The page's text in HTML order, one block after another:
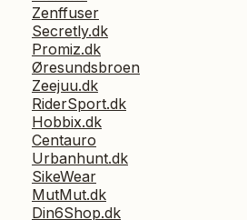
Zenffuser
Secretly.dk
Promiz.dk
Øresundsbroen
Zeejuu.dk
RiderSport.dk
Hobbix.dk
Centauro
Urbanhunt.dk
SikeWear
MutMut.dk
Din6Shop.dk